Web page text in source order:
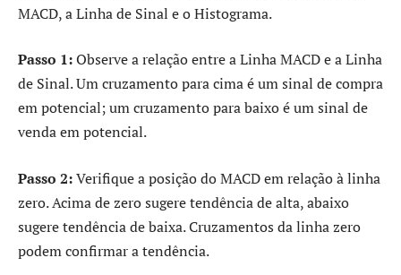
MACD, a Linha de Sinal e o Histograma.
Passo 1:Observe a relação entre a Linha MACD e a Linha
de Sinal. Um cruzamento para cima é um sinal de compra
em potencial; um cruzamento para baixo é um sinal de
venda em potencial.
Passo 2:Verifique a posição do MACD em relação à linha
zero. Acima de zero sugere tendência de alta, abaixo
sugere tendência de baixa. Cruzamentos da linha zero
podem confirmar a tendência.